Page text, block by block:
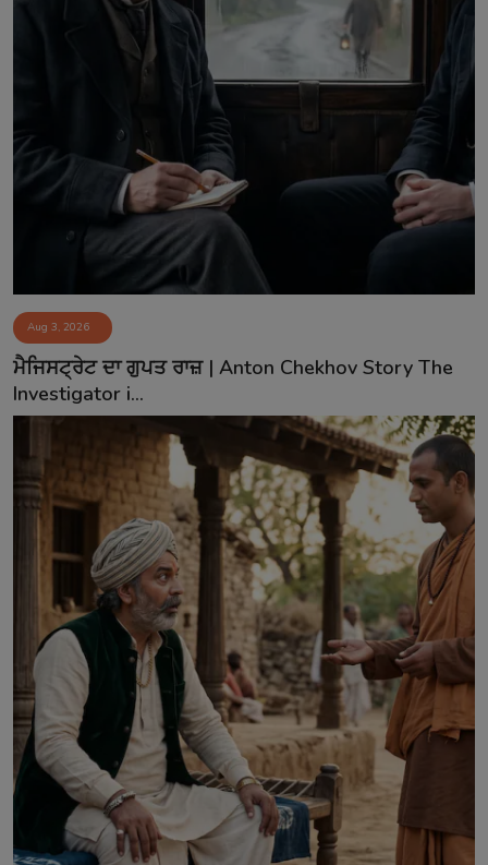
Aug 3, 2026
ਮੈਜਿਸਟ੍ਰੇਟ ਦਾ ਗੁਪਤ ਰਾਜ਼ | Anton Chekhov Story The
Investigator i...